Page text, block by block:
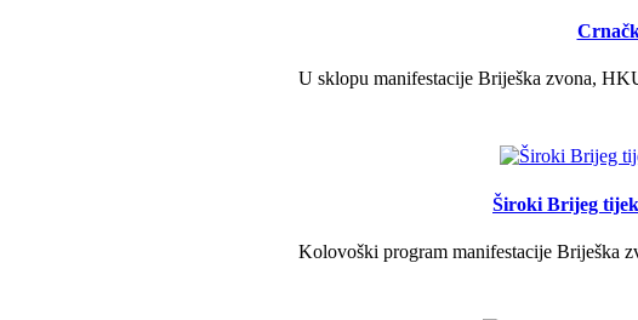
U sklopu manifestacije Briješka zvona,
Široki Brijeg
Kolovoški program manifestacije Briješka